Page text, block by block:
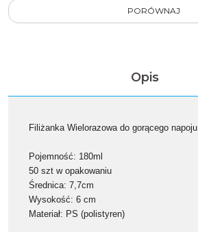
PORÓWNAJ
Opis
Filiżanka Wielorazowa do gorącego napoju
Pojemność: 180ml
50 szt w opakowaniu
Średnica: 7,7cm
Wysokość: 6 cm
Materiał: PS (polistyren)